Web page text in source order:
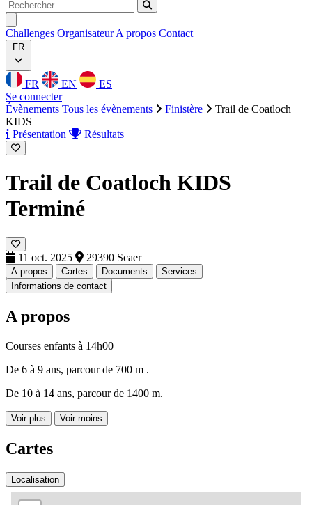
Rechercher
Rechercher
Challenges OrganisateurA propos Contact
FR
FR EN
ES
Se connecter
Évènements Tous les évènements Finistère
Trail de Coatloch
KIDS
Présentation
Résultats
Trail de Coatloch KIDS
Terminé
11 oct. 2025 29390 Scaer
A propos Cartes Documents
Services
Informations de contact
A propos
Courses enfants à 14h00
De 6 à 9 ans, parcour de 700 m .
De 10 à 14 ans, parcour de 1400 m.
Voir plus Voir moins
Cartes
Localisation